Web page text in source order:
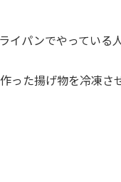
イパンでやっている
った揚げ物を冷凍さ